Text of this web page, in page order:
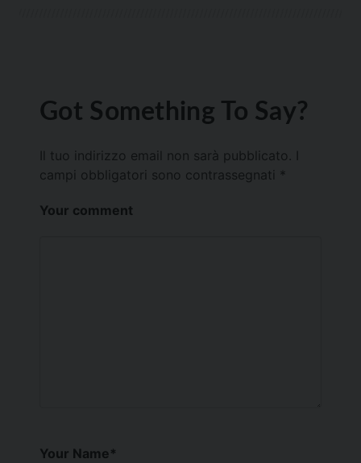
Got Something To Say?
Il tuo indirizzo email non sarà pubblicato.
campi obbligatori sono contrassegnati *
Your comment
Your Name*